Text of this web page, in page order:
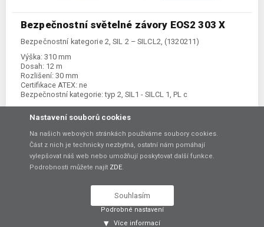
Bezpečnostní světelné závory EOS2 303 X
Bezpečnostní kategorie 2, SIL 2 – SILCL2, (1320211)
Výška: 310 mm
Dosah: 12 m
Rozlišení: 30 mm
Certifikace ATEX: ne
Bezpečnostní kategorie: typ 2, SIL1 - SILCL 1, PL c
12 840,00 Kčbez DPH
Porovnat
Nastavení souborů cookies
Na našich webových stránkách používáme soubory cookies.
Část z nich je technicky nezbytná, ostatní nám pomáhají
vylepšovat náš web nebo umožňují poskytovat další funkce.
Podrobnosti můžete najít ZDE.
Souhlasím
Podrobné nastavení
Více informací